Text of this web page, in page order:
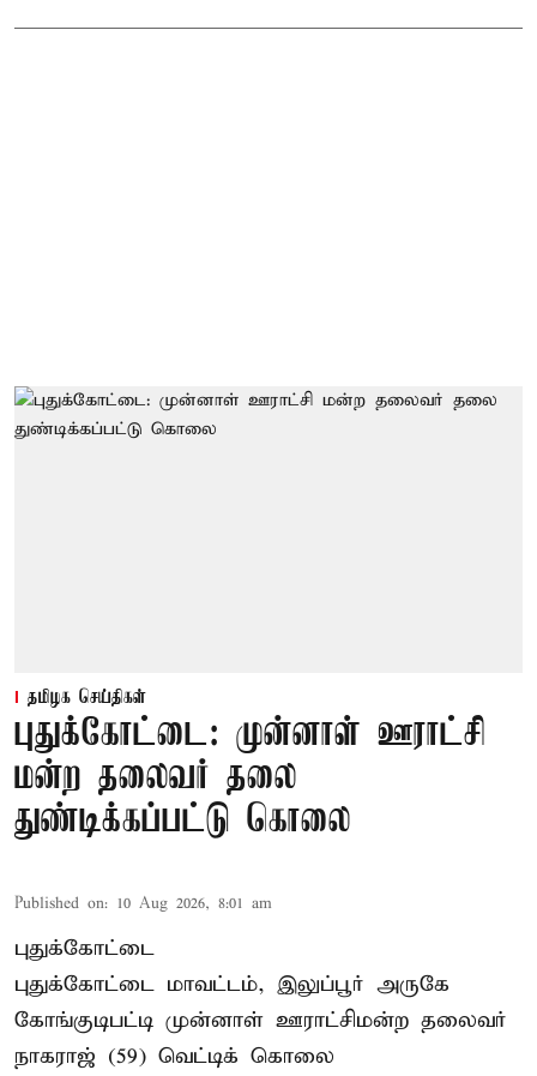
தமிழக செய்திகள்
புதுக்கோட்டை: முன்னாள் ஊராட்சி
மன்ற தலைவர் தலை
துண்டிக்கப்பட்டு கொலை
Published on: 10 Aug 2026, 8:01 am
புதுக்கோட்டை
புதுக்கோட்டை மாவட்டம், இலுப்பூர் அருகே
கோங்குடிபட்டி முன்னாள் ஊராட்சிமன்ற தலைவர்
நாகராஜ் (59) வெட்டிக் கொலை